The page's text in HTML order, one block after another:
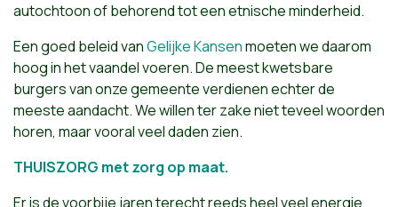
autochtoon of behorend tot een etnische minderheid.
Een goed beleid vanGelijke Kansenmoeten we daarom
hoog in het vaandel voeren. De meest kwetsbare
burgers van onze gemeente verdienen echter de
meeste aandacht. We willen ter zake niet teveel woorden
horen, maar vooral veel daden zien.
THUISZORG met zorg op maat.
Er is de voorbije jaren terecht reeds heel veel energie